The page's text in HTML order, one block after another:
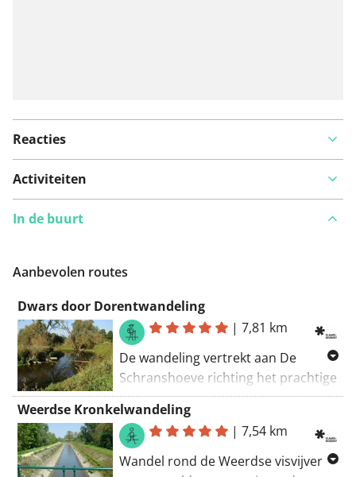
Reacties
Activiteiten
In de buurt
Aanbevolen routes
Dwars door Dorentwandeling
|7,81 km
De wandeling vertrekt aan De
Schranshoeve richting het prachtige
natuurgebied Dorent-Nelebroek in
de vallei van de Zenne. In de kern
van het gebied vind je afgesneden
Zennemeanders waar je de
Weerdse Kronkelwandeling
|7,54 km
Wandel rond de Weerdse visvijver